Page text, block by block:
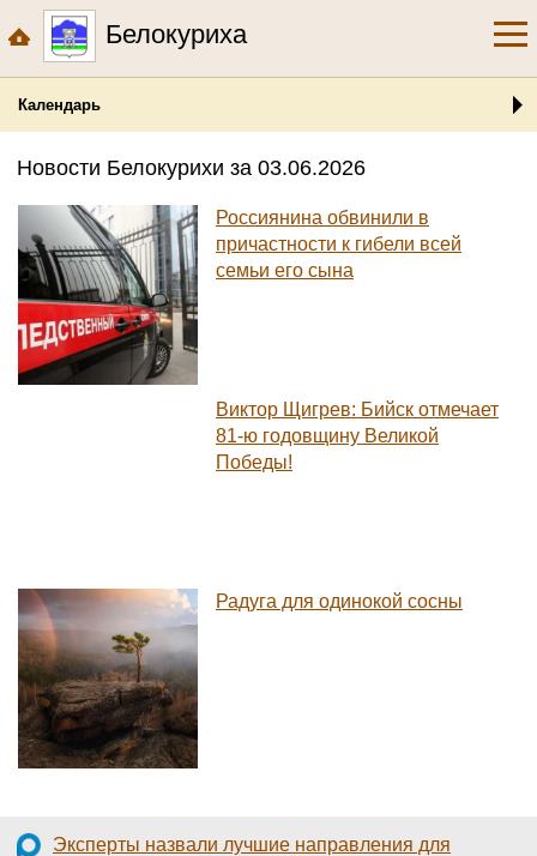
Белокуриха
Календарь
Новости Белокурихи за 03.06.2026
Россиянина обвинили в
причастности к гибели всей
семьи его сына
Виктор Щигрев: Бийск отмечает
81-ю годовщину Великой
Победы!
Радуга для одинокой сосны
Эксперты назвали лучшие направления для